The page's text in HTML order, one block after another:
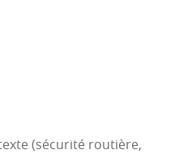
(sécurité routière,